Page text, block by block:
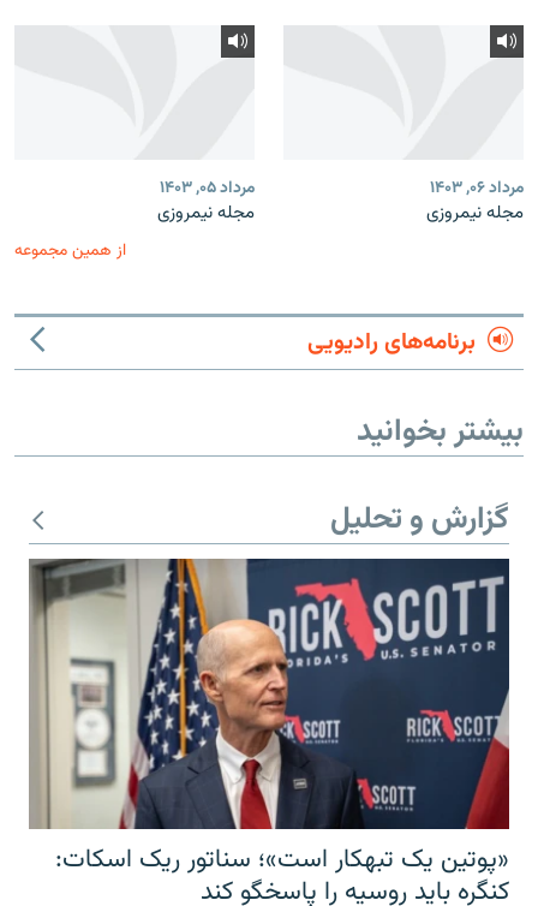
مرداد ۰۶, ۱۴۰۳
مجله نیمروزی
مرداد ۰۵, ۱۴۰۳
مجله نیمروزی
از همین مجموعه
برنامه‌های رادیویی
بیشتر بخوانید
گزارش و تحلیل
«پوتین یک تبهکار است»؛ سناتور ریک اسکات:
کنگره باید روسیه را پاسخگو کند